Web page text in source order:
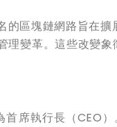
區塊鏈網路旨在擴
變革。這些改變象
席執行長（CEO